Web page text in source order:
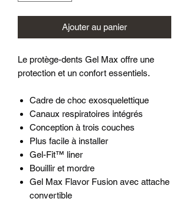
Ajouter au panier
Le protège-dents Gel Max offre une
protection et un confort essentiels.
Cadre de choc exosquelettique
Canaux respiratoires intégrés
Conception à trois couches
Plus facile à installer
Gel-Fit™ liner
Bouillir et mordre
Gel Max Flavor Fusion avec attache
convertible